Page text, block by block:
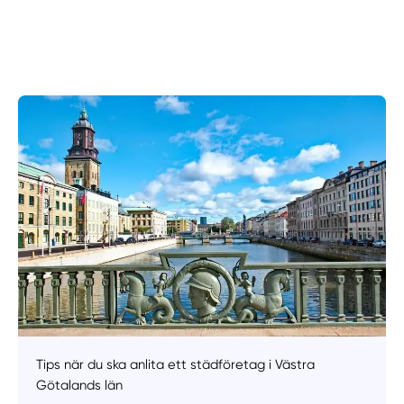
Manuellt Få hjälp
Välj tillvägagångssätt
Tips när du ska anlita ett städföretag i Västra
Götalands län